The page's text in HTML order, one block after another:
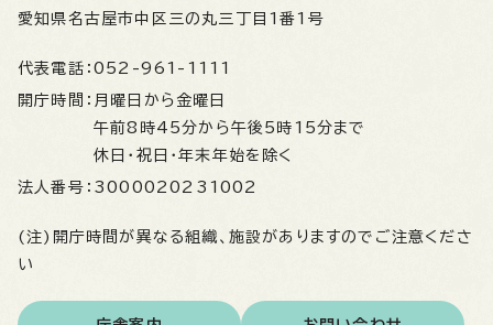
愛知県名古屋市中区三の丸三丁目1番1号
代表電話： 052-961-1111
開庁時間： 月曜日から金曜日
午前8時45分から午後5時15分まで
休日・祝日・年末年始を除く
法人番号： 3000020231002
(注)開庁時間が異なる組織、施設がありますのでご注意くださ
い